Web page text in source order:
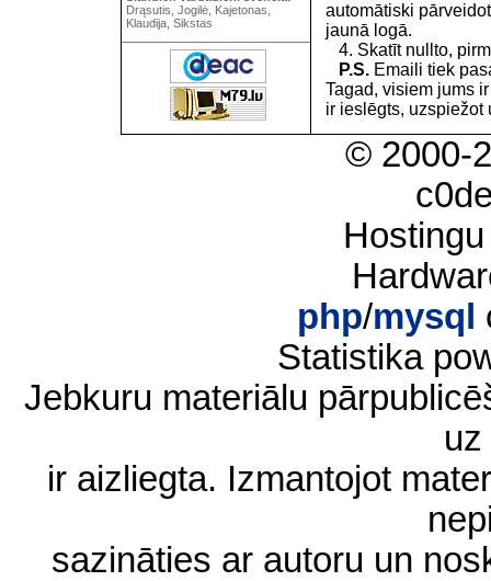
Drąsutis, Jogilė, Kajetonas,
Klaudija, Sikstas
automātiski
jaunā logā.
4. Skatīt nullto,
P.S. Emaili tiek
Tagad, visiem jums
ir ieslēgts, uzspiežot
© 2000-
php/mysql
Statistika
Jebkuru materiālu
ir aizliegta. Izmantojot
sazināties ar autoru un